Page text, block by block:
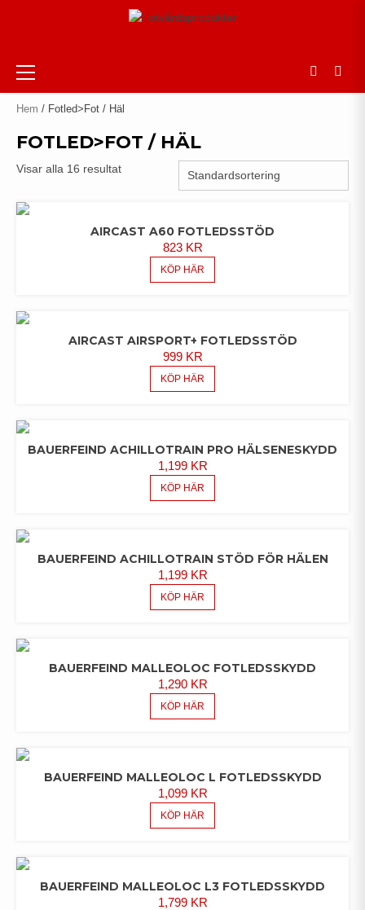
Primary
Menu
Hem / Fotled>Fot / Häl
FOTLED>FOT / HÄL
Visar alla 16 resultat
AIRCAST A60 FOTLEDSSTÖD
823 KR
KÖP HÄR
AIRCAST AIRSPORT+ FOTLEDSSTÖD
999 KR
KÖP HÄR
BAUERFEIND ACHILLOTRAIN PRO HÄLSENESKYDD
1,199 KR
KÖP HÄR
BAUERFEIND ACHILLOTRAIN STÖD FÖR HÄLEN
1,199 KR
KÖP HÄR
BAUERFEIND MALLEOLOC FOTLEDSSKYDD
1,290 KR
KÖP HÄR
BAUERFEIND MALLEOLOC L FOTLEDSSKYDD
1,099 KR
KÖP HÄR
BAUERFEIND MALLEOLOC L3 FOTLEDSSKYDD
1,799 KR